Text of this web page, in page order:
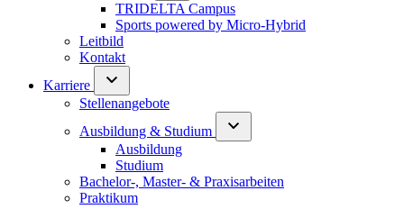
TRIDELTA Campus
Sports powered by Micro-Hybrid
Leitbild
Kontakt
Karriere
Stellenangebote
Ausbildung & Studium
Ausbildung
Studium
Bachelor-, Master- & Praxisarbeiten
Praktikum